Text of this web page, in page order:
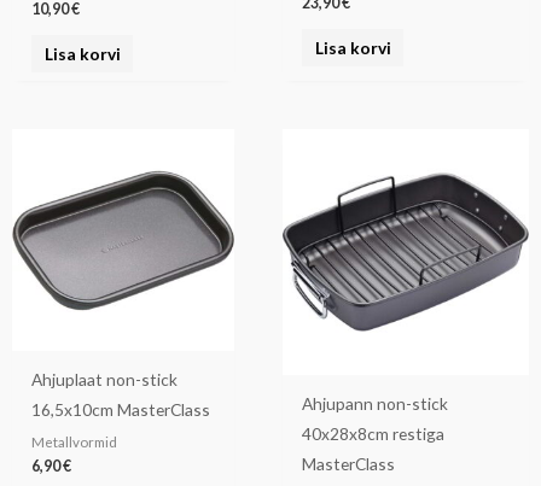
10,90€
Lisa korvi Lisa korvi
Ahjuplaat non-stick
16,5x10cm MasterClass
Metallvormid
6,90€
Ahjupann non-stick
40x28x8cm restiga
MasterClass